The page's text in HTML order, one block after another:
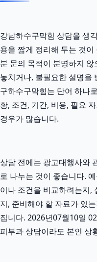
강남하수구막힘 상담을 생
용을 짧게 정리해 두는 것
분 문의 목적이 분명하지
놓치거나, 불필요한 설명을
구하수구막힘는 단어 하나
황, 조건, 기간, 비용, 필요
경우가 많습니다.
상담 전에는 광고대행사와
로 나누는 것이 좋습니다.
이나 조건을 비교하려는지,
지, 준비해야 할 자료가 있
집니다. 2026년07월10일
피부과 상담이라도 본인 상